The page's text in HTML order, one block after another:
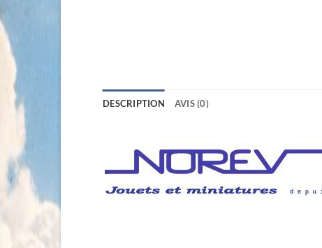
DESCRIPTION AVIS (0)